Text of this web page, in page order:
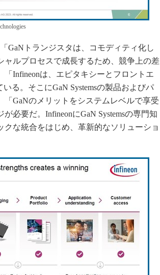
GaNトランジスタは、コモディティ化し
ャルプロセスで成長するため、競争上の差
Infineonは、エピタキシーとフロントエ
る。そこにGaN Systemsの製品およびパ
GaNのメリットをシステムレベルで享受
必要だ。InfineonにGaN Systemsの専門知
な統合をはじめ、革新的なソリューショ